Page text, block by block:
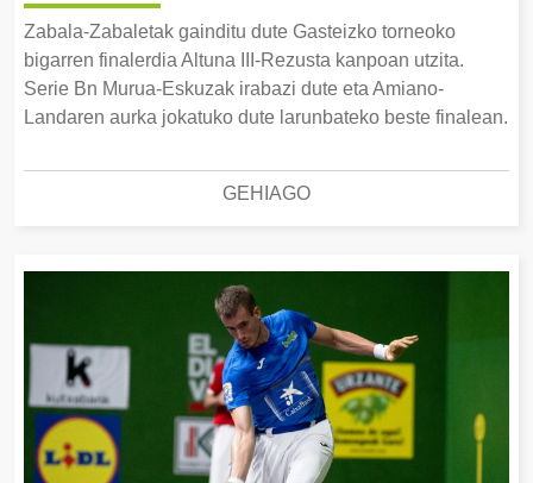
Zabala-Zabaletak gainditu dute Gasteizko torneoko
bigarren finalerdia Altuna III-Rezusta kanpoan utzita.
Serie Bn Murua-Eskuzak irabazi dute eta Amiano-
Landaren aurka jokatuko dute larunbateko beste finalean.
GEHIAGO